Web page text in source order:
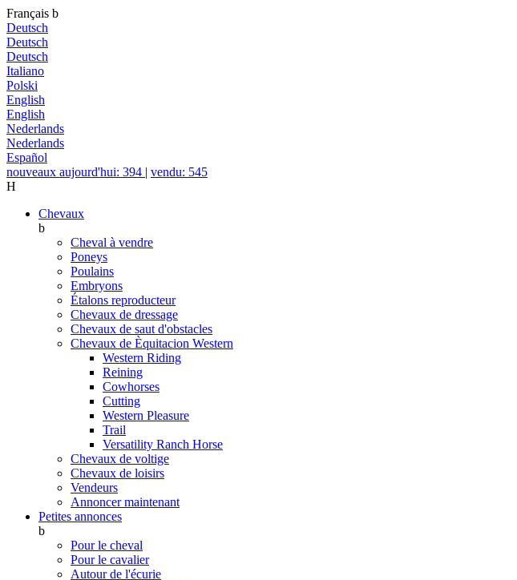
Français b
Deutsch
Deutsch
Deutsch
Italiano
Polski
English
English
Nederlands
Nederlands
Español
nouveaux aujourd'hui: 394 | vendu: 545
H
Chevaux
b
Cheval à vendre
Poneys
Poulains
Embryons
Étalons reproducteur
Chevaux de dressage
Chevaux de saut d'obstacles
Chevaux de Èquitacion Western
Western Riding
Reining
Cowhorses
Cutting
Western Pleasure
Trail
Versatility Ranch Horse
Chevaux de voltige
Chevaux de loisirs
Vendeurs
Annoncer maintenant
Petites annonces
b
Pour le cheval
Pour le cavalier
Autour de l'écurie